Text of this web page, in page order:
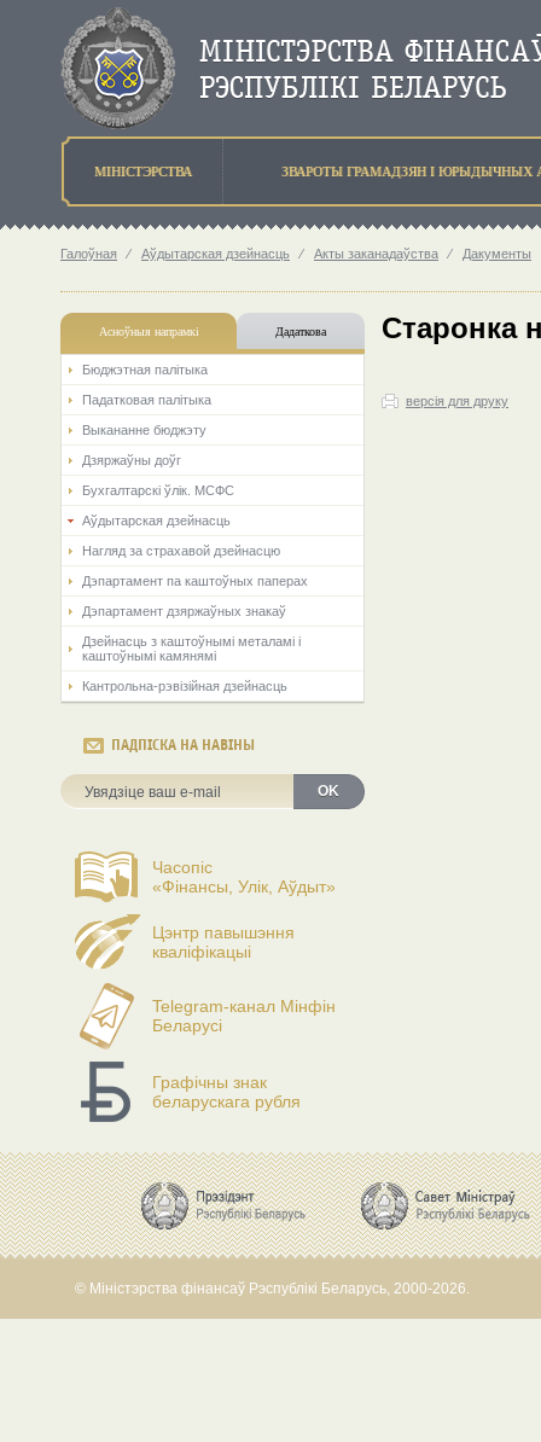
МIНIСТЭРСТВА ЗВАРОТЫ ГРАМАДЗЯН I ЮРЫДЫЧНЫХ
Галоўная ⁄ Аўдытарская дзейнасць ⁄ Акты заканадаўства ⁄ Дакументы
Асноўныя напрамкi Дадаткова
Бюджэтная палiтыка
Падатковая палітыка
Выкананне бюджэту
Дзяржаўны доўг
Бухгалтарскі ўлік. МСФС
Аўдытарская дзейнасць
Нагляд за страхавой дзейнасцю
Дэпартамент па каштоўных паперах
Дэпартамент дзяржаўных знакаў
Дзейнасць з каштоўнымі металамі і
каштоўнымі камянямі
Кантрольна-рэвізійная дзейнасць
ПАДПІСКА НА НАВІНЫ
OK
Часопіс
«Фінансы, Улік, Аўдыт»
Цэнтр павышэння
кваліфікацыі
Telegram-канал Мінфін
Беларусі
Графічны знак
беларускага рубля
Старонка
версія для друку
© Міністэрства фінансаў Рэспублікі Беларусь, 2000-2026.